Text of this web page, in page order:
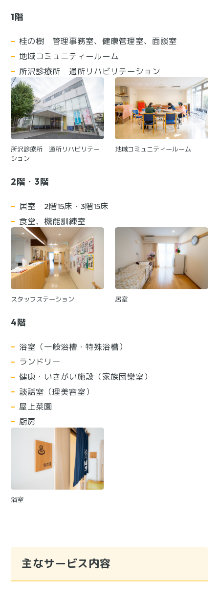
1階
桂の樹 管理事務室、健康管理室、面談室
地域コミュニティールーム
所沢診療所 通所リハビリテーション
所沢診療所 通所リハビリテー
ション
地域コミュニティールーム
2階・3階
居室 2階15床・3階15床
食堂、機能訓練室
スタッフステーション 居室
4階
浴室（一般浴槽・特殊浴槽）
ランドリー
健康・いきがい施設（家族団欒室）
談話室（理美容室）
屋上菜園
厨房
浴室
主なサービス内容